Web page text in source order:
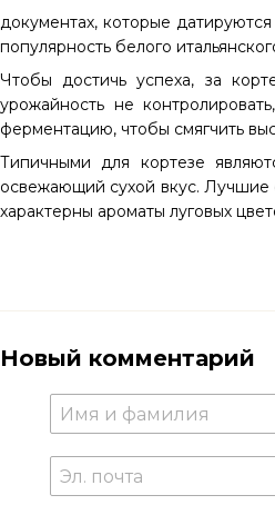
документах, которые
популярность белого
Чтобы достичь успеха, за
урожайность не
ферментацию, чтобы смягчить
Типичными для кортезе
освежающий сухой вкус. Лучшие
характерны ароматы луговых
Новый комментарий